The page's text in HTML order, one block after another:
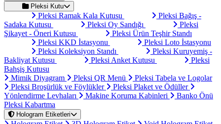
Pleksi Kutu
Pleksi Ramak Kala Kutusu
Pleksi Bağış -
Sadaka Kutusu
Pleksi Oy Sandığı
Pleksi
Şikayet - Öneri Kutusu
Pleksi Ürün Teşhir Standı
Pleksi KKD İstasyonu
Pleksi Loto İstasyonu
Pleksi Koleksiyon Standı
Pleksi Kuruyemiş -
Bakliyat Kutusu
Pleksi Anket Kutusu
Pleksi
Bahşiş Kutusu
Mimik Diyagram
Pleksi QR Menü
Pleksi Tabela ve Logolar
Pleksi Broşürlük ve Föylükler
Pleksi Plaket ve Ödüller
Yönlendirme Levhaları
Makine Koruma Kabinleri
Banko Önü
Pleksi Kabartma
Hologram Etiketleri